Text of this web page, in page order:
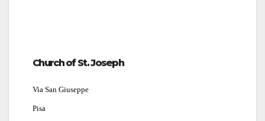
Church of St. Joseph
Via San Giuseppe
Pisa